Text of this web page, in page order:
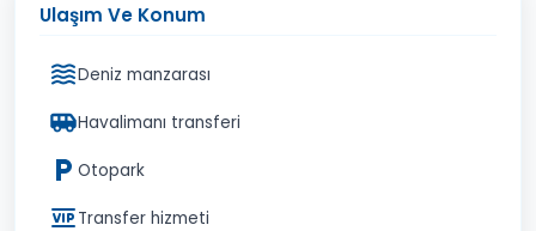
Ulaşım Ve Konum
Deniz manzarası
Havalimanı transferi
Otopark
Transfer hizmeti